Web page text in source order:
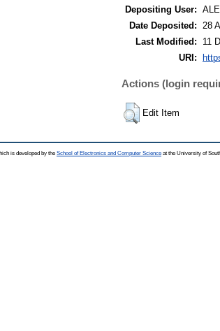
Depositing User:
Date Deposited: 28
Last Modified:
11
URI:
Actions (login
Edit Item
is developed by the School of Electronics and Computer Science at the University of